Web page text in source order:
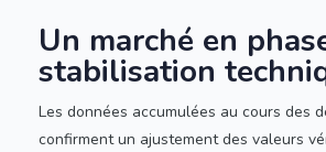
Un marché en
stabilisation
Les données accumulées au cours des
confirment un ajustement des valeurs